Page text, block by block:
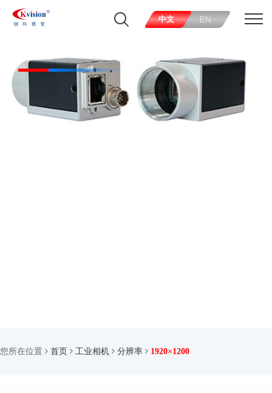
中文 EN
您所在位置 首页 工业相机 分辨率 1920×1200